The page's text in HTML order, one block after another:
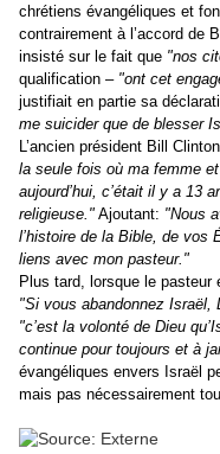
chrétiens évangéliques et
contrairement à l’accord de
insisté sur le fait que "nos
qualification – "ont cet
justifiait en partie sa
me suicider que de blesser
L’ancien président Bill
la seule fois où ma femme
aujourd’hui, c’était il y a 13
religieuse." Ajoutant: "Nous
l’histoire de la Bible, de vos
liens avec mon pasteur."
Plus tard, lorsque le
"Si vous abandonnez Israël,
"c’est la volonté de Dieu
continue pour toujours et à
évangéliques envers Israël
mais pas nécessairement